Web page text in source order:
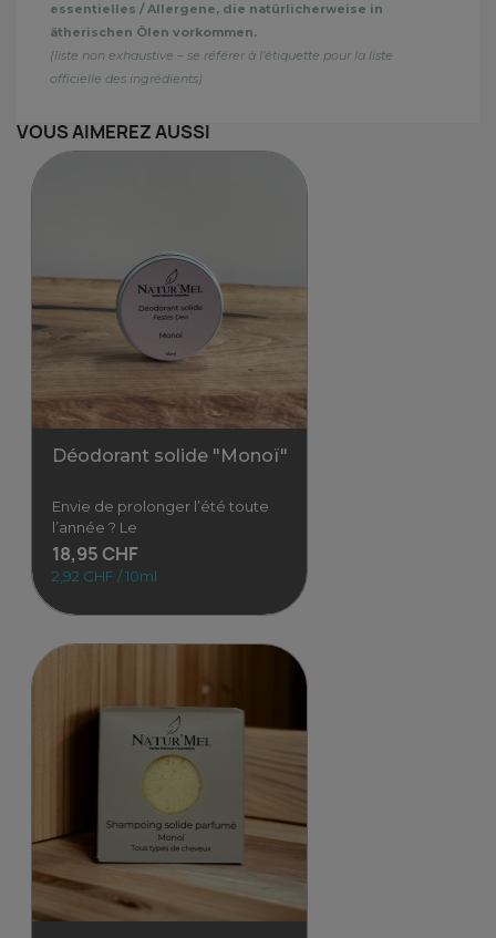
essentielles / Allergene, die natürlicherweise in
ätherischen Ölen vorkommen.
(liste non exhaustive – se référer à l’étiquette pour la liste
officielle des ingrédients)
VOUS AIMEREZ AUSSI
Déodorant solide "Monoï"
Envie de prolonger l’été toute
l’année ? Le
18,95 CHF
2,92 CHF / 10ml
Déodorant solide "Monoï"
Envie de prolonger l’été
toute l’année ? Le déodorant
solide "Monoï" t’offre une
protection
18,95 CHF
2,92 CHF / 10ml